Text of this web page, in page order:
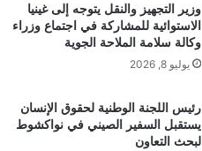
وزير التجهيز والنقل يتوجه إلى غينيا
الاستوائية للمشاركة في اجتماع وزراء
وكالة سلامة الملاحة الجوية
يوليو 8, 2026
رئيس اللجنة الوطنية لحقوق الإنسان
يستقبل السفير الصيني في نواكشوط
لبحث التعاون